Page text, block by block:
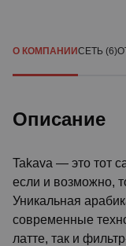
О КОМПАНИИСЕТЬ (6)
Описание
Takava — это тот
если и возможно,
Уникальная
современные
латте, так и